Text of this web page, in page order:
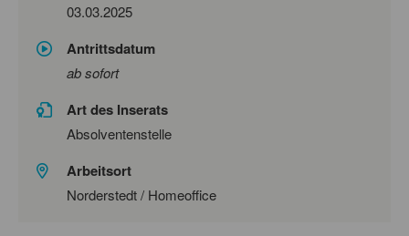
03.03.2025
Antrittsdatum
ab sofort
Art des Inserats
Absolventenstelle
Arbeitsort
Norderstedt / Homeoffice